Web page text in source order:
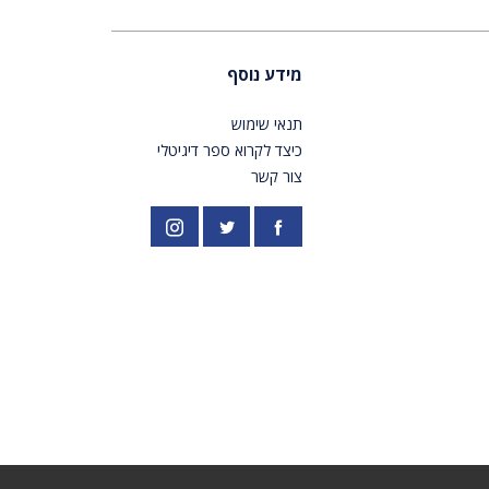
מידע נוסף
תנאי שימוש
כיצד לקרוא ספר דיגיטלי
צור קשר
פייסבוק PardesPublish
אינסטגרם